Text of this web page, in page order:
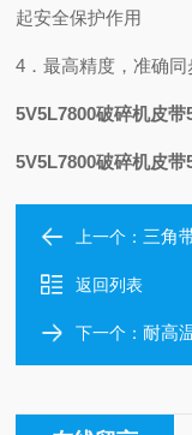
起安全保护作用
4．最高精度，准确
5V5L7800破碎机皮
5V5L7800破碎机皮
上一个： 三角
返回列表
下一个：耐高